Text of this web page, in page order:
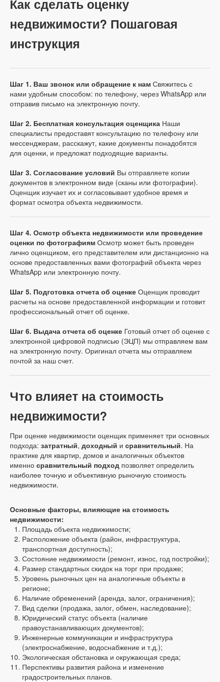
Как сделать оценку
недвижимости? Пошаговая
инструкция
Шаг 1. Ваш звонок или обращение к нам Свяжитесь с
нами удобным способом: по телефону, через WhatsApp или
отправив письмо на электронную почту.
Шаг 2. Бесплатная консультация оценщика Наши
специалисты предоставят консультацию по телефону или
мессенджерам, расскажут, какие документы понадобятся
для оценки, и предложат подходящие варианты.
Шаг 3. Согласование условий Вы отправляете копии
документов в электронном виде (сканы или фотографии).
Оценщик изучает их и согласовывает удобное время и
формат осмотра объекта недвижимости.
Шаг 4. Осмотр объекта недвижимости или проведение
оценки по фотографиям Осмотр может быть проведен
лично оценщиком, его представителем или дистанционно на
основе предоставленных вами фотографий объекта через
WhatsApp или электронную почту.
Шаг 5. Подготовка отчета об оценке Оценщик проводит
расчеты на основе предоставленной информации и готовит
профессиональный отчет об оценке.
Шаг 6. Выдача отчета об оценке Готовый отчет об оценке с
электронной цифровой подписью (ЭЦП) мы отправляем вам
на электронную почту. Оригинал отчета мы отправляем
почтой за наш счет.
Что влияет на стоимость
недвижимости?
При оценке недвижимости оценщик применяет три основных
подхода: затратный, доходный и сравнительный. На
практике для квартир, домов и аналогичных объектов
именно сравнительный подход позволяет определить
наиболее точную и объективную рыночную стоимость
недвижимости.
Основные факторы, влияющие на стоимость
недвижимости:
Площадь объекта недвижимости;
Расположение объекта (район, инфраструктура,
транспортная доступность);
Состояние недвижимости (ремонт, износ, год постройки);
Размер стандартных скидок на торг при продаже;
Уровень рыночных цен на аналогичные объекты в
регионе;
Наличие обременений (аренда, залог, ограничения);
Вид сделки (продажа, залог, обмен, наследование);
Юридический статус объекта (наличие
правоустанавливающих документов);
Инженерные коммуникации и инфраструктура
(электроснабжение, водоснабжение и т.д.);
Экологическая обстановка и окружающая среда;
Перспективы развития района и изменение
градостроительных планов.